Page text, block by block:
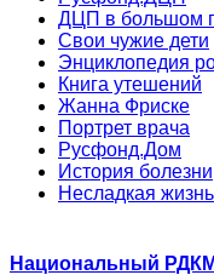
ДЦП в большом
Свои чужие дети
Энциклопедия
Книга утешений
Жанна Фриске
Портрет врача
Русфонд.Дом
История болезни
Несладкая жизнь
Национальный РДКМ